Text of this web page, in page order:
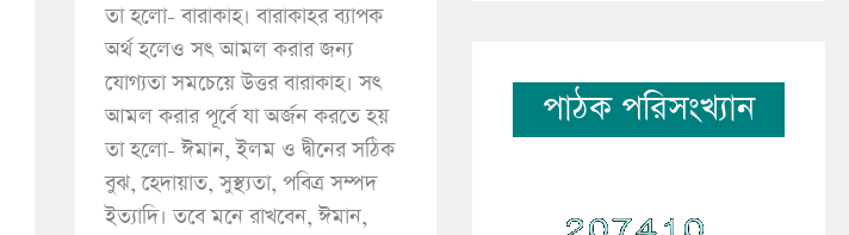
তা হলো- বারাকাহ। বারাকাহর ব্যাপক
অর্থ হলেও সৎ আমল করার জন্য
যোগ্যতা সমচেয়ে উত্তর বারাকাহ। সৎ
আমল করার পূর্বে যা অর্জন করতে হয়
তা হলো- ঈমান, ইলম ও দ্বীনের সঠিক
বুঝ, হেদায়াত, সুস্থ্যতা, পবিত্র সম্পদ
ইত্যাদি। তবে মনে রাখবেন, ঈমান,
পাঠক পরিসংখ্যান